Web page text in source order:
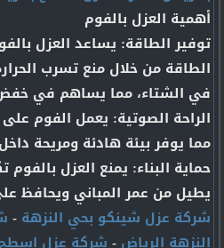
أهمية العزل بالفوم
توفير الطاقة: يساعد العزل
الطاقة من خلال منع تسرب
في الشتاء، مما يساهم في خفض
الراحة الصوتية: يعمل الفوم
مما يوفر بيئة هادئة ومريحة
حماية البناء: يمنع العزل
يطيل من عمر المباني ويحافظ
شركة عزل شينكو بحي النزهة -
النزهة الرياض - شركة عزل